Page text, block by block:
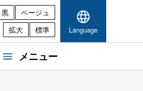
黒
ベージュ
拡大 標準 Language
メニュー